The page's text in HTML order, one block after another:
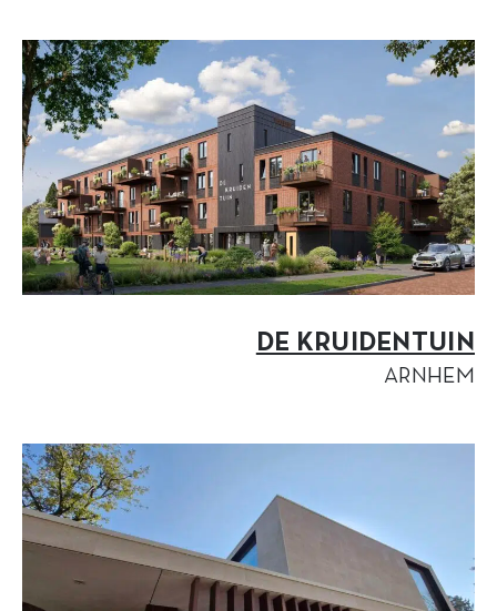
DE KRUIDENTUIN
ARNHEM